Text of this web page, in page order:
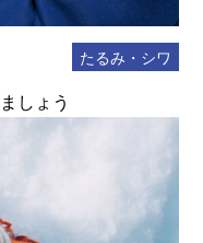
たるみ・シワ
しょう